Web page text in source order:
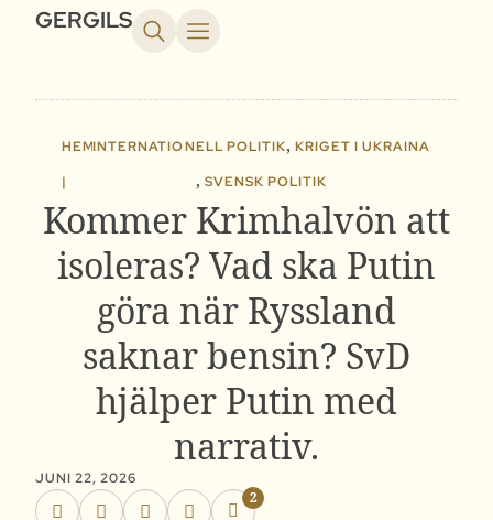
GERGILS
HEM
|
INTERNATIONELL POLITIK, KRIGET I UKRAINA
, SVENSK POLITIK
Kommer Krimhalvön att
isoleras? Vad ska Putin
göra när Ryssland
saknar bensin? SvD
hjälper Putin med
narrativ.
JUNI 22, 2026
2